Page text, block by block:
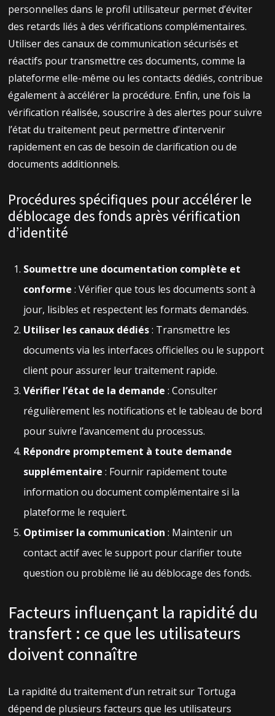
personnelles dans le profil utilisateur permet d’éviter
des retards liés à des vérifications complémentaires.
Utiliser des canaux de communication sécurisés et
réactifs pour transmettre ces documents, comme la
plateforme elle-même ou les contacts dédiés, contribue
également à accélérer la procédure. Enfin, une fois la
vérification réalisée, souscrire à des alertes pour suivre
l’état du traitement peut permettre d’intervenir
rapidement en cas de besoin de clarification ou de
documents additionnels.
Procédures spécifiques pour accélérer le
déblocage des fonds après vérification
d’identité
Soumettre une documentation complète et
conforme : Vérifier que tous les documents sont à
jour, lisibles et respectent les formats demandés.
Utiliser les canaux dédiés: Transmettre les
documents via les interfaces officielles ou le support
client pour assurer leur traitement rapide.
Vérifier l’état de la demande : Consulter
régulièrement les notifications et le tableau de bord
pour suivre l’avancement du processus.
Répondre promptement à toute demande
supplémentaire : Fournir rapidement toute
information ou document complémentaire si la
plateforme le requiert.
Optimiser la communication : Maintenir un
contact actif avec le support pour clarifier toute
question ou problème lié au déblocage des fonds.
Facteurs influençant la rapidité du
transfert : ce que les utilisateurs
doivent connaître
La rapidité du traitement d’un retrait sur Tortuga
dépend de plusieurs facteurs que les utilisateurs